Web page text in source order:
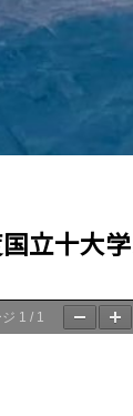
立十大
1 / 1